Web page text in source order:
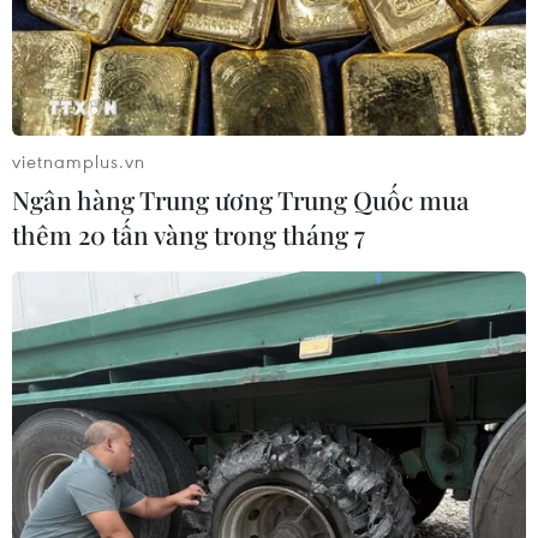
Tháo gỡ "điểm nghẽn" dữ liệu: Bộ Y
tế tăng tốc chuyển đổi số toàn diện
Bộ Y tế ban hành Kế hoạch dự phòng
thương tích giai đoạn 2026-2030
04/08/2026 07:41
Hệ thống y tế đa cực, đưa y tế đến
gần dân
04/08/2026 04:55
vietnamplus.vn
Ngân hàng Trung ương Trung Quốc mua
thêm 20 tấn vàng trong tháng 7